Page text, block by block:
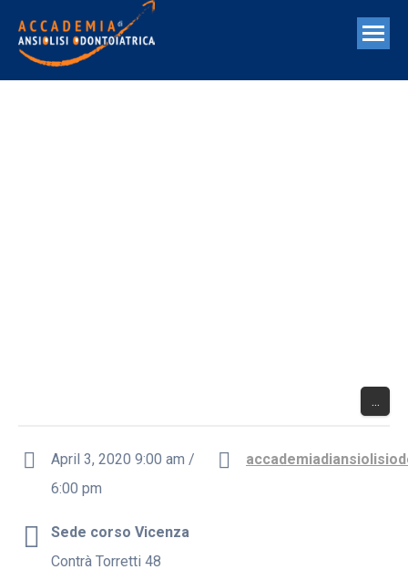
...
April 3, 2020 9:00 am /
6:00 pm
Sede corso Vicenza
Contrà Torretti 48